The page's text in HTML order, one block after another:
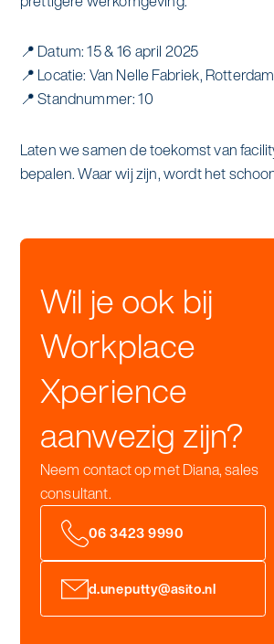
📍 Datum: 15 & 16 april 2025
📍 Locatie: Van Nelle Fabriek, Rotterdam
📍 Standnummer: 10
Laten we samen de toekomst van
bepalen. Waar wij zijn, wordt het
Wil je ook bij
Workplace
Xperience
aanwezig zijn?
Neem contact op met Diana, sales
consultant.
06 3423 9990
d.uneputty@asito.nl